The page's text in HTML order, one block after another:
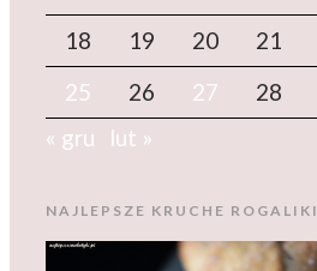
18
19 20 21
25
26 27 28
« gru
lut »
NAJLEPSZE KRUCHE ROGALIKI